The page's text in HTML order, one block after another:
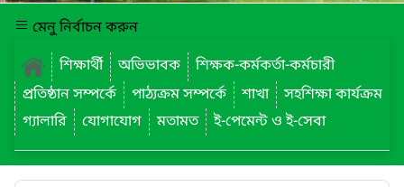
মেনু নির্বাচন করুন
শিক্ষার্থী
অভিভাবক
শিক্ষক-কর্মকর্তা-কর্মচারী
প্রতিষ্ঠান সম্পর্কে
পাঠ্যক্রম সম্পর্কে শাখা
সহশিক্ষা কার্যক্রম
গ্যালারি
যোগাযোগ মতামত ই-পেমেন্ট ও ই-সেবা